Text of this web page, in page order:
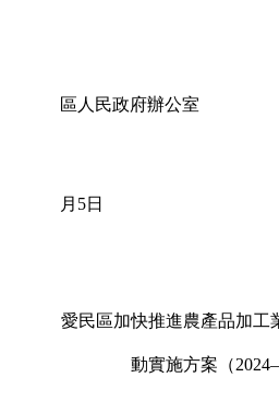
區人民政府辦公室
月5日
愛民區加快推進農產品加工
動實施方案 （2024